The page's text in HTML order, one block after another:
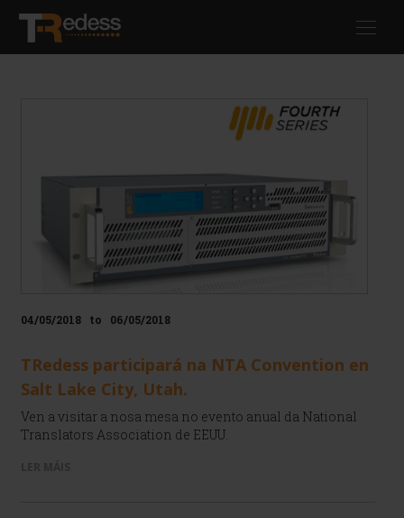
main
content
04/05/2018 to 06/05/2018
TRedess participará na NTA Convention en
Salt Lake City, Utah.
Ven a visitar a nosa mesa no evento anual da National
Translators Association de EEUU.